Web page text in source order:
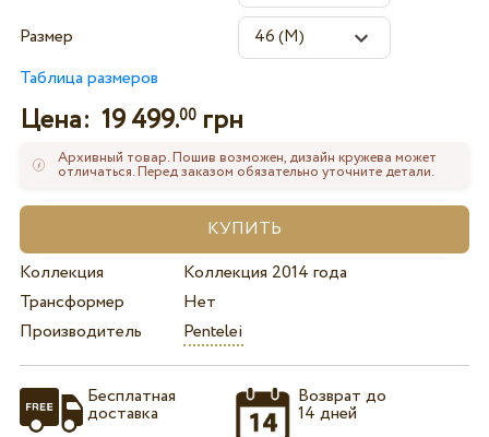
Размер
Таблица размеров
Цена: 19 499.00грн
Архивный товар. Пошив возможен, дизайн кружева может
отличаться. Перед заказом обязательно уточните детали.
Коллекция
Коллекция 2014 года
Трансформер
Нет
Производитель
Pentelei
Бесплатная
доставка
Возврат до
14 дней